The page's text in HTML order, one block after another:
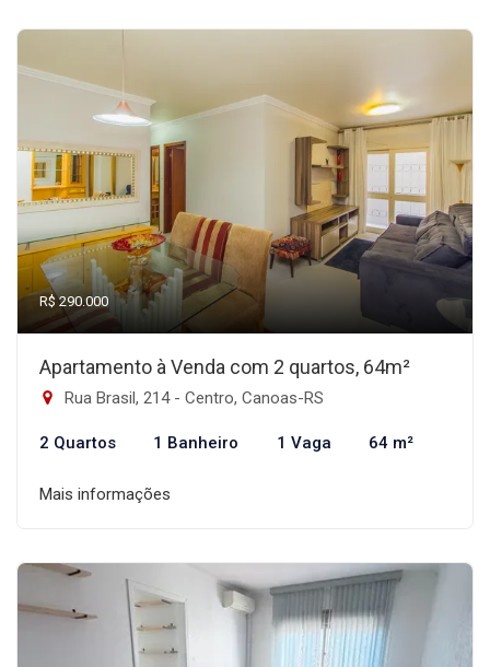
R$ 290.000
Apartamento à Venda com 2 quartos, 64m²
Rua Brasil, 214 - Centro, Canoas-RS
2 Quartos 1 Banheiro 1 Vaga 64 m²
Mais informações